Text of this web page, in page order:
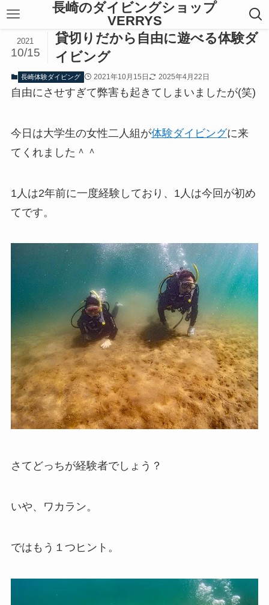
長崎のダイビングショップ
VERRYS
貸切りだから自由に遊べる体験ダ
イビング
2021
10/15
長崎体験ダイビング 2021年10月15日 2025年4月22日
自由にさせすぎて弊害も起きてしまいましたが(笑)
今日は大学生の女性二人組が体験ダイビングに来
てくれました＾＾
1人は2年前に一度経験しており、1人は今回が初め
てです。
さてどっちが経験者でしょう？
いや、ワカラン。
ではもう１つヒント。